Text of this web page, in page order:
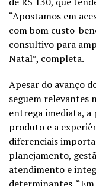
“Apostamos em
com bom custo-
consultivo para
Natal”, completa.
Apesar do avanço
seguem relevantes
entrega imediata, a
produto e a
diferenciais
planejamento,
atendimento e